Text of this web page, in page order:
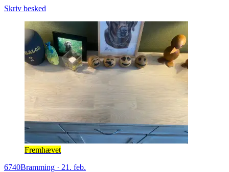
Skriv besked
Fremhævet
6740Bramming · 21. feb.